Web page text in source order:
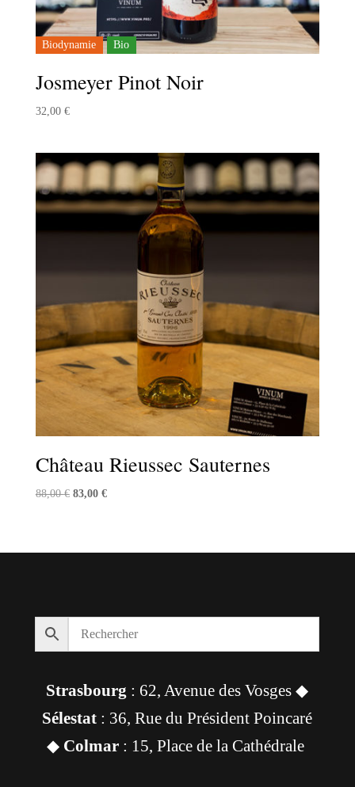
Biodynamie Bio
Josmeyer Pinot Noir
32,00 €
Château Rieussec Sauternes
88,00€ Le
83,00 €Le
Strasbourg : 62, Avenue des Vosges ◆
Sélestat : 36, Rue du Président Poincaré
◆ Colmar: 15, Place de la Cathédrale